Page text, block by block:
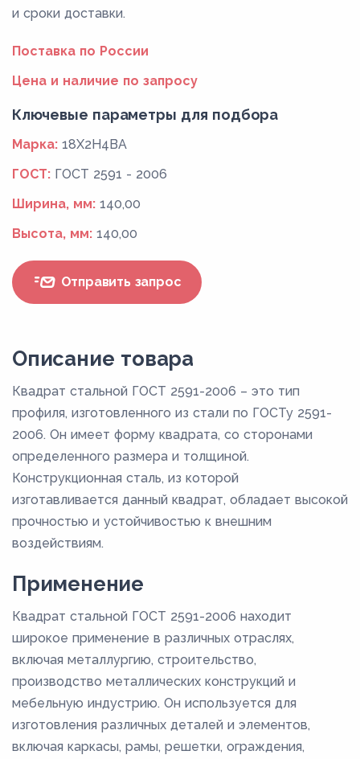
и сроки доставки.
Поставка по России
Цена и наличие по запросу
Ключевые параметры для подбора
Марка: 18Х2Н4ВА
ГОСТ: ГОСТ 2591 - 2006
Ширина, мм: 140,00
Высота, мм: 140,00
Отправить запрос
Описание товара
Квадрат стальной ГОСТ 2591-2006 – это тип
профиля, изготовленного из стали по ГОСТу 2591-
2006. Он имеет форму квадрата, со сторонами
определенного размера и толщиной.
Конструкционная сталь, из которой
изготавливается данный квадрат, обладает высокой
прочностью и устойчивостью к внешним
воздействиям.
Применение
Квадрат стальной ГОСТ 2591-2006 находит
широкое применение в различных отраслях,
включая металлургию, строительство,
производство металлических конструкций и
мебельную индустрию. Он используется для
изготовления различных деталей и элементов,
включая каркасы, рамы, решетки, ограждения,